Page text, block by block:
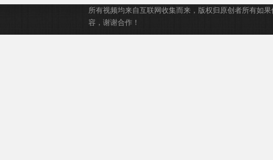
所有视频均来自互联网收集而来，版权归原创者所有如
容，谢谢合作！